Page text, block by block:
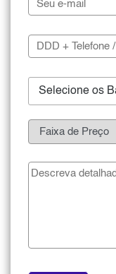
Selecione os